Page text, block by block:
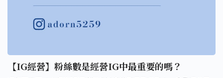
【IG經營】粉絲數是經營IG中最重要的嗎？